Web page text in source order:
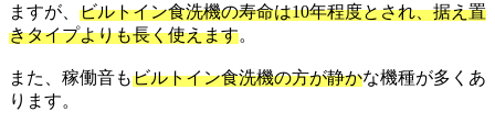
ますが、 ビルトイン食洗機の寿命は10年程度とされ、据え置
きタイプよりも長く使えます。
また、稼働音もビルトイン食洗機の方が静かな機種が多くあ
ります。